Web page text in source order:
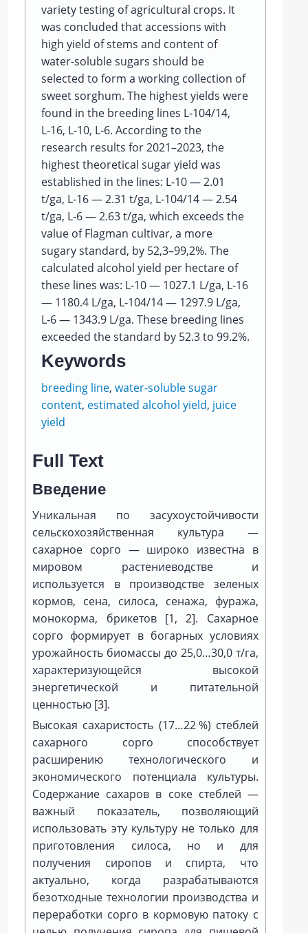
variety testing of agricultural crops. It
was concluded that accessions with
high yield of stems and content of
water-soluble sugars should be
selected to form a working collection of
sweet sorghum. The highest yields were
found in the breeding lines L‑104/14,
L‑16, L‑10, L‑6. According to the
research results for 2021–2023, the
highest theoretical sugar yield was
established in the lines: L‑10 — 2.01
t/ga, L‑16 — 2.31 t/ga, L‑104/14 — 2.54
t/ga, L‑6 — 2.63 t/ga, which exceeds the
value of Flagman cultivar, a more
sugary standard, by 52,3–99,2%. The
calculated alcohol yield per hectare of
these lines was: L‑10 — 1027.1 L/ga, L‑16
— 1180.4 L/ga, L‑104/14 — 1297.9 L/ga,
L‑6 — 1343.9 L/ga. These breeding lines
exceeded the standard by 52.3 to 99.2%.
Keywords
breeding line, water-soluble sugar
content, estimated alcohol yield, juice
yield
Full Text
Введение
Уникальная по засухоустойчивости
сельскохозяйственная культура —
сахарное сорго — широко известна в
мировом растениеводстве и
используется в производстве зеленых
кормов, сена, силоса, сенажа, фуража,
монокорма, брикетов [1,2]. Сахарное
сорго формирует в богарных условиях
урожайность биомассы до 25,0…30,0 т/га,
характеризующейся высокой
энергетической и питательной
ценностью [3].
Высокая сахаристость (17…22 %) стеблей
сахарного сорго способствует
расширению технологического и
экономического потенциала культуры.
Содержание сахаров в соке стеблей —
важный показатель, позволяющий
использовать эту культуру не только для
приготовления силоса, но и для
получения сиропов и спирта, что
актуально, когда разрабатываются
безотходные технологии производства и
переработки сорго в кормовую патоку с